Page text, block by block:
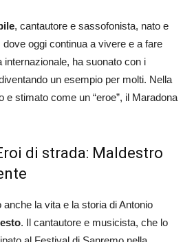
, cantautore e sassofonista, nato e
oggi continua a vivere e a fare
internazionale, ha suonato con i
un esempio per molti. Nella
e stimato come un “eroe”, il Maradona
di strada: Maldestro
anche la vita e la storia di Antonio
. Il cantautore e musicista, che lo